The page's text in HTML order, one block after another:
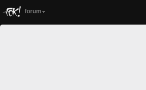
forum